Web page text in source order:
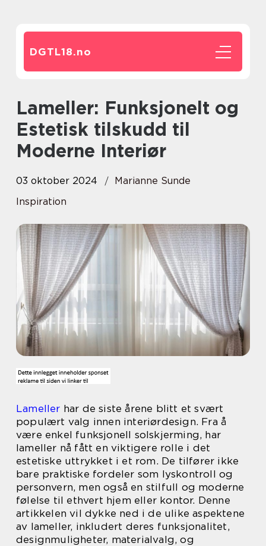
DGTL18.no
Lameller: Funksjonelt og
Estetisk tilskudd til
Moderne Interiør
03 oktober 2024
Marianne Sunde
Inspiration
Lameller har de siste årene blitt et svært
populært valg innen interiørdesign. Fra å
være enkel funksjonell solskjerming, har
lameller nå fått en viktigere rolle i det
estetiske uttrykket i et rom. De tilfører ikke
bare praktiske fordeler som lyskontroll og
personvern, men også en stilfull og moderne
følelse til ethvert hjem eller kontor. Denne
artikkelen vil dykke ned i de ulike aspektene
av lameller, inkludert deres funksjonalitet,
designmuligheter, materialvalg, og